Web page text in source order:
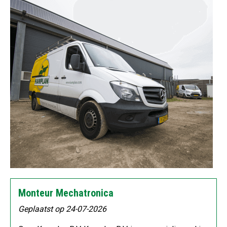
Monteur Mechatronica
Geplaatst op 24-07-2026